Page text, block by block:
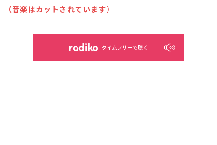
（音楽はカットされています）
タイムフリーで聴く